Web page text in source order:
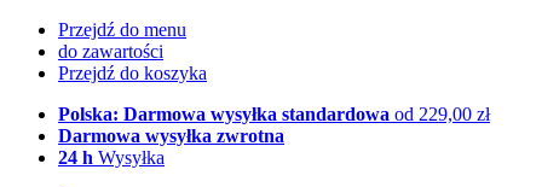
Przejdź do menu
do zawartości
Przejdź do koszyka
Polska: Darmowa wysyłka standardowa od 229,00 zł
Darmowa wysyłka zwrotna
24 h Wysyłka